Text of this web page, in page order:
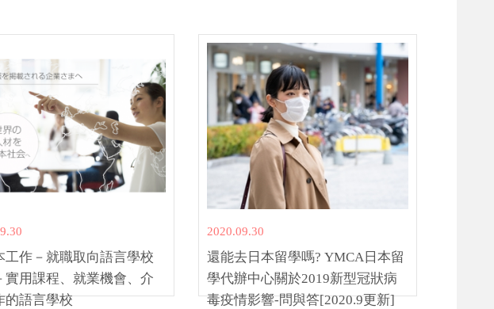
工作－就職取向語言學校
實用課程、就業機會、介
的語言學校
2020.09.30
還能去日本留學嗎? YMCA日本留
學代辦中心關於2019新型冠狀病
毒疫情影響-問與答[2020.9更新]